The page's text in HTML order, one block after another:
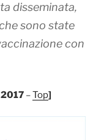
disseminata,
sono state
con
–Top]